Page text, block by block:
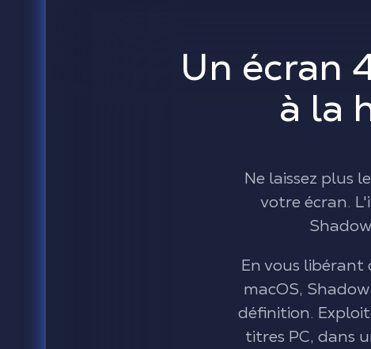
Un écran
à la
Ne laissez plus
votre écran.
En vous libérant
macOS,
définition.
titres PC, dans